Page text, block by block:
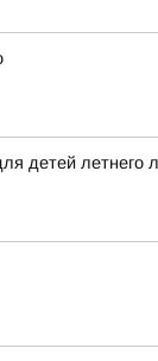
детей летнего